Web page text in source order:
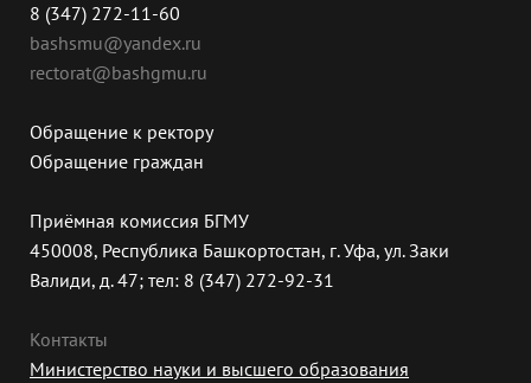
8 (347) 272-11-60
bashsmu@yandex.ru
rectorat@bashgmu.ru
Обращение к ректору
Обращение граждан
Приёмная комиссия БГМУ
450008, Республика Башкортостан, г. Уфа, ул. Заки
Валиди, д. 47; тел: 8 (347) 272-92-31
Контакты
Министерство науки и высшего образования